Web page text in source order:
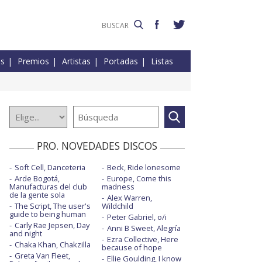
Premios Artistas Portadas Listas
PRO. NOVEDADES DISCOS
Soft Cell, Danceteria
Arde Bogotá,
Manufacturas del club
de la gente sola
The Script, The user's
guide to being human
Carly Rae Jepsen, Day
and night
Chaka Khan, Chakzilla
Greta Van Fleet,
Beck, Ride lonesome
Europe, Come this
madness
Alex Warren,
Wildchild
Peter Gabriel, o/i
Anni B Sweet, Alegría
Ezra Collective, Here
because of hope
Ellie Goulding, I know